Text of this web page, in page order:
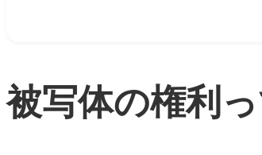
被写体の権利